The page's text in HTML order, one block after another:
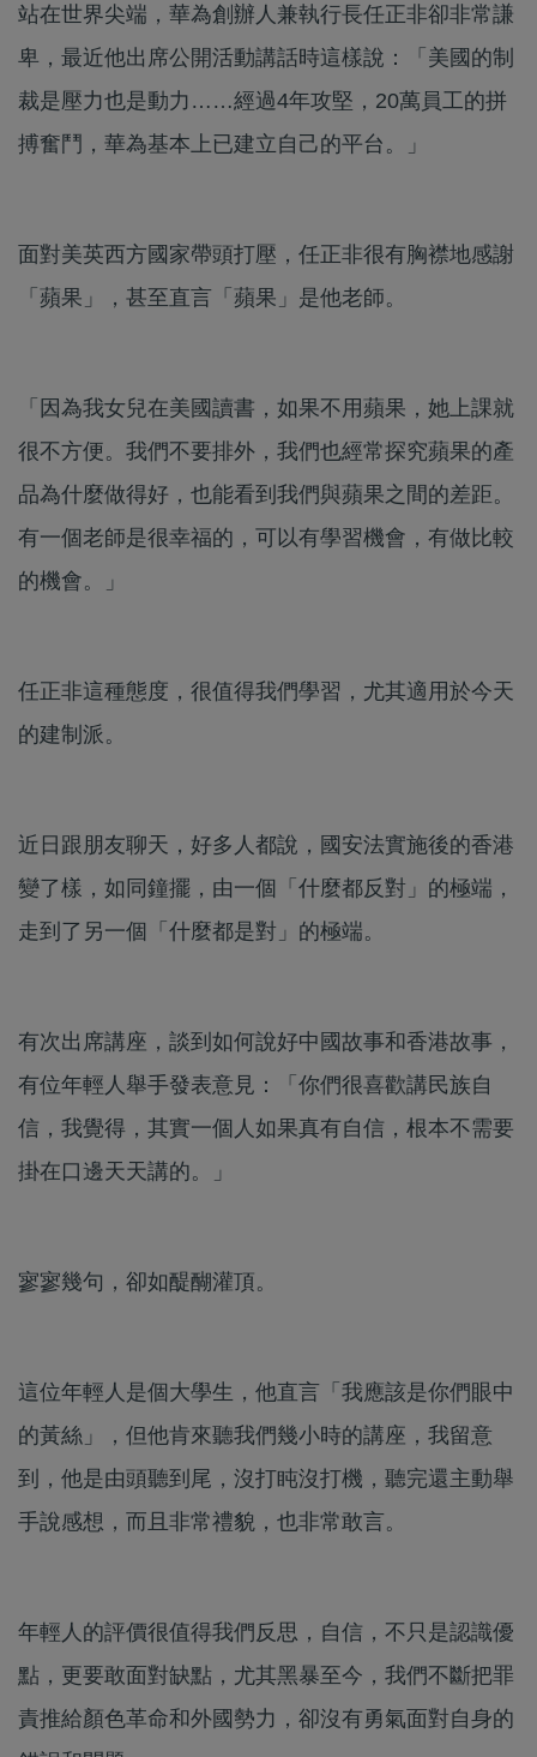
站在世界尖端，華為創辦人兼執行長任正非卻非常謙
卑，最近他出席公開活動講話時這樣說：「美國的制
裁是壓力也是動力……經過4年攻堅，20萬員工的拼
搏奮鬥，華為基本上已建立自己的平台。」
面對美英西方國家帶頭打壓，任正非很有胸襟地感謝
「蘋果」，甚至直言「蘋果」是他老師。
「因為我女兒在美國讀書，如果不用蘋果，她上課就
很不方便。我們不要排外，我們也經常探究蘋果的產
品為什麼做得好，也能看到我們與蘋果之間的差距。
有一個老師是很幸福的，可以有學習機會，有做比較
的機會。」
任正非這種態度，很值得我們學習，尤其適用於今天
的建制派。
近日跟朋友聊天，好多人都說，國安法實施後的香港
變了樣，如同鐘擺，由一個「什麼都反對」的極端，
走到了另一個「什麼都是對」的極端。
有次出席講座，談到如何說好中國故事和香港故事，
有位年輕人舉手發表意見：「你們很喜歡講民族自
信，我覺得，其實一個人如果真有自信，根本不需要
掛在口邊天天講的。」
寥寥幾句，卻如醍醐灌頂。
這位年輕人是個大學生，他直言「我應該是你們眼中
的黃絲」，但他肯來聽我們幾小時的講座，我留意
到，他是由頭聽到尾，沒打盹沒打機，聽完還主動舉
手說感想，而且非常禮貌，也非常敢言。
年輕人的評價很值得我們反思，自信，不只是認識優
點，更要敢面對缺點，尤其黑暴至今，我們不斷把罪
責推給顏色革命和外國勢力，卻沒有勇氣面對自身的